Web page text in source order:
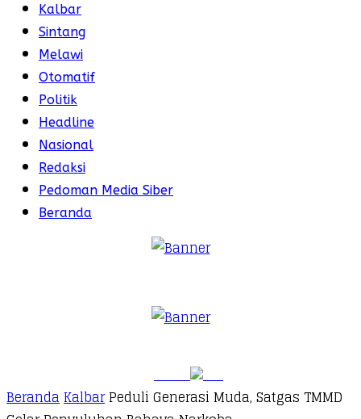
Kalbar
Sintang
Melawi
Otomatif
Politik
Headline
Nasional
Redaksi
Pedoman Media Siber
Beranda
BerandaKalbarPeduli Generasi Muda, Satgas TMMD